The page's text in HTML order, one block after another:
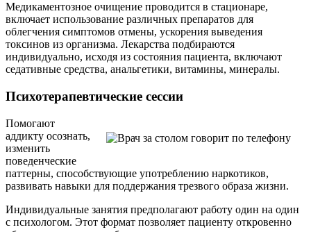
Медикаментозное очищение проводится в стационаре,
включает использование различных препаратов для
облегчения симптомов отмены, ускорения выведения
токсинов из организма. Лекарства подбираются
индивидуально, исходя из состояния пациента, включают
седативные средства, анальгетики, витамины, минералы.
Психотерапевтические сессии
Помогают
аддикту осознать,
изменить
поведенческие
паттерны, способствующие употреблению наркотиков,
развивать навыки для поддержания трезвого образа жизни.
Индивидуальные занятия предполагают работу один на один
с психологом. Этот формат позволяет пациенту откровенно